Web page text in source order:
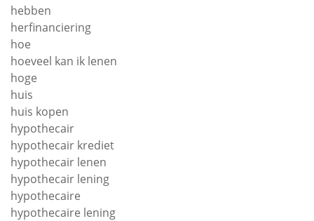
hebben
herfinanciering
hoe
hoeveel kan ik lenen
hoge
huis
huis kopen
hypothecair
hypothecair krediet
hypothecair lenen
hypothecair lening
hypothecaire
hypothecaire lening